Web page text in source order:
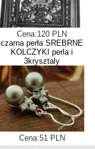
Cena:120 PLN
czarna perła SREBRNE
KOLCZYKI perla i
3krysztaly
Cena:51 PLN